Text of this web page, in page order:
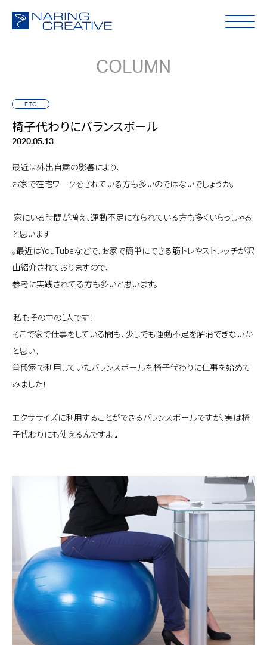
COLUMN
ETC
椅子代わりにバランスボール
2020.05.13
最近は外出自粛の影響により、
お家で在宅ワークをされている方も多いのではないでしょうか。
家にいる時間が増え、運動不足になられている方も多くいらっしゃる
と思います
。最近はYouTubeなどで、お家で簡単にできる筋トレやストレッチが沢
山紹介されておりますので、
参考に実践されてる方も多いと思います。
私もその中の1人です！
そこで家で仕事をしている間も、少しでも運動不足を解消できないか
と思い、
普段家で利用していたバランスボールを椅子代わりに仕事を始めて
みました！
エクササイズに利用することができるバランスボールですが、実は椅
子代わりにも使えるんですよ♩